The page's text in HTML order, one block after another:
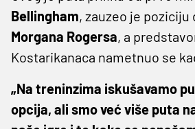
Bellingham, zauzeo je
Morgana Rogersa, a
Kostarikanaca nametnuo se
„Na treninzima iskušavamo
opcija, ali smo već više puta